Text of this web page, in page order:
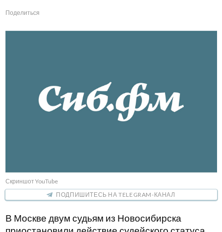
Поделиться
Скриншот YouTube
ПОДПИШИТЕСЬ НА TELEGRAM-КАНАЛ
В Москве двум судьям из Новосибирска